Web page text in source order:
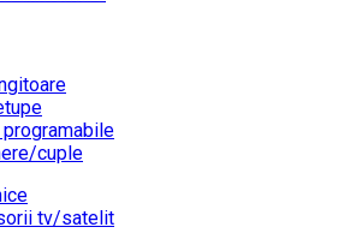
programabile
cuple
tv/satelit